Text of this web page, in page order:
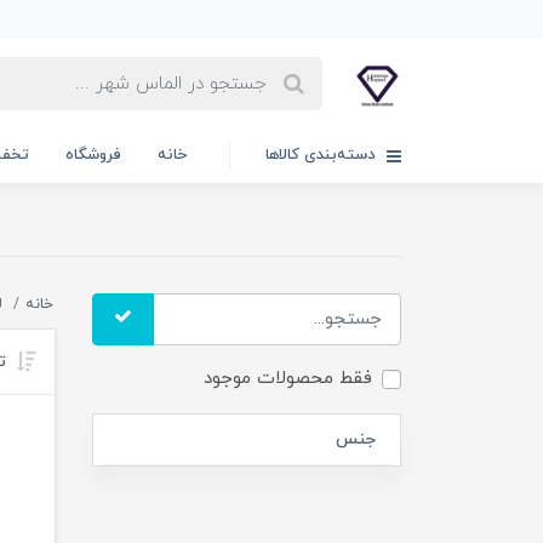
دسته‌بندی کالاها خانه فروشگاه
فقط محصولات موجود
جنس
خانه